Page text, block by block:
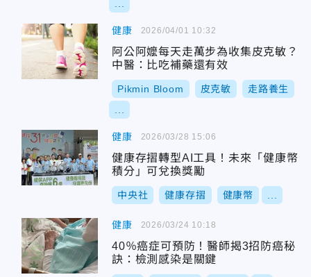
健康
阿公阿嬤每天走萬步為收集皮克敏？
中醫：比吃補藥還有效
Pikmin Bloom 皮克敏 走路養生
2026/04/01 10:32
健康
健康存摺轉型AI工具！未來「健康幣
積分」可兌換獎勵
中央社 健康存摺 健康幣
2026/03/28 15:06
健康
40％癌症可預防！醫師揭3招防癌秘
訣：檢測感染是關鍵
2026/03/24 10:18